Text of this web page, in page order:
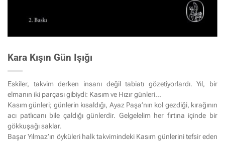
Kara Kışın Gün Işığı
Eskiler, takvim derken insanı değil tabiatı gözetiyorlardı. Yıl, bir
elmanın iki parçası gibiydi: Kasım ve Hızır günleri…
Kasım günleri; günlerin kısaldığı, Ayaz Paşa’nın kol gezdiği, kırağının
acı patlıcanı bile çaldığı günlerdir. Gelgelelim her fırtına içinde bir
gökkuşağı saklar.
Başar Yılmaz’ın öyküleri halk takvimindeki Kasım günlerini tefsir eden